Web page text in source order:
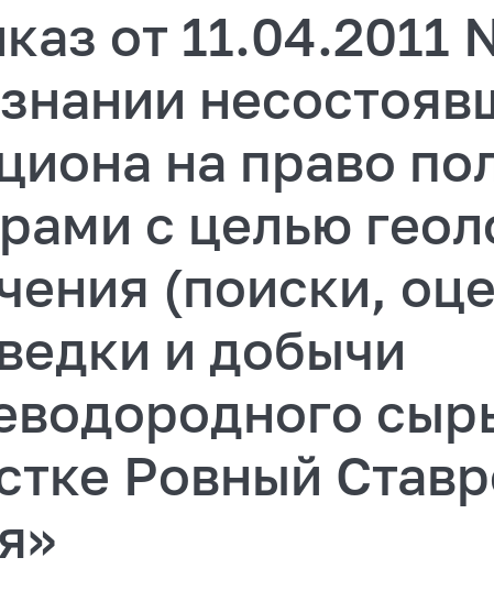
от 11.04.2011
на право
с целью
(поиски,
и добычи
Ровный